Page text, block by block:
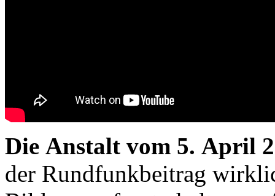
Die Anstalt vom 5. April
der Rundfunkbeitrag